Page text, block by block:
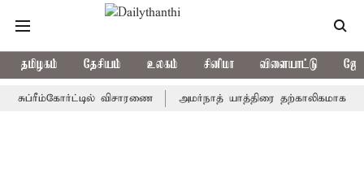
தமிழகம் தேசியம் உலகம் சினிமா விளையாட்டு
விசாரணை அமர்நாத் யாத்திரை தற்காலிகமாக நிறுத்தம்